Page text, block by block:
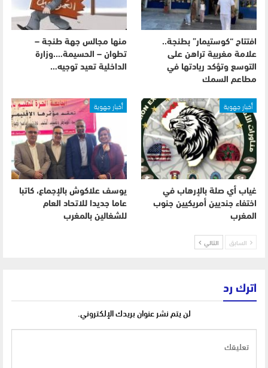
افتتاح “كوستيمار” بطنجة..
علامة مغربية تراهن على
التوسع وتؤكد ريادتها في
مطاعم السمك
منها مجالس جهة طنجة –
تطوان – الحسيمة….وزارة
الداخلية تعيد توجيه…
أخبار جهوية
غياب أي صلة بالإرهاب في
اختفاء جنديين أمريكيين جنوب
المغرب
أخبار جهوية
يوسف علاكوش بالإجماع، كاتبا
عاما جديدا للاتحاد العام
للشغالين بالمغرب
السابق التالي
اترك رد
لن يتم نشر عنوان بريدك الإلكتروني.